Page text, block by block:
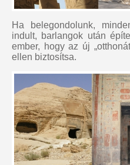
Ha belegondolunk,
indult, barlangok után
ember, hogy az új
ellen biztosítsa.